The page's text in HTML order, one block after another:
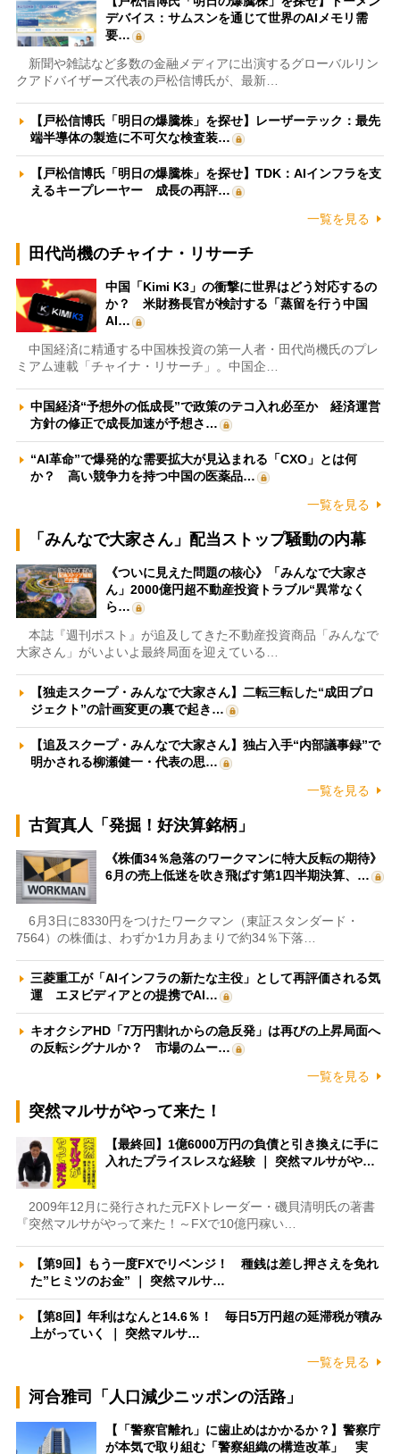
デバイス：サムスンを通じて世界のAIメモリ需
要…
新聞や雑誌など多数の金融メディアに出演するグローバルリン
クアドバイザーズ代表の戸松信博氏が、最新…
【戸松信博氏「明日の爆騰株」を探せ】レーザーテック：最先
端半導体の製造に不可欠な検査装…
【戸松信博氏「明日の爆騰株」を探せ】TDK：AIインフラを支
えるキープレーヤー 成長の再評…
一覧を見る
田代尚機のチャイナ・リサーチ
中国「Kimi K3」の衝撃に世界はどう対応するの
か？ 米財務長官が検討する「蒸留を行う中国
AI…
中国経済に精通する中国株投資の第一人者・田代尚機氏のプレ
ミアム連載「チャイナ・リサーチ」。中国企…
中国経済“予想外の低成長”で政策のテコ入れ必至か 経済運営
方針の修正で成長加速が予想さ…
“AI革命”で爆発的な需要拡大が見込まれる「CXO」とは何
か？ 高い競争力を持つ中国の医薬品…
一覧を見る
「みんなで大家さん」配当ストップ騒動の内幕
《ついに見えた問題の核心》「みんなで大家さ
ん」2000億円超不動産投資トラブル“異常なく
ら…
本誌『週刊ポスト』が追及してきた不動産投資商品「みんなで
大家さん」がいよいよ最終局面を迎えている…
【独走スクープ・みんなで大家さん】二転三転した“成田プロ
ジェクト”の計画変更の裏で起き…
【追及スクープ・みんなで大家さん】独占入手“内部議事録”で
明かされる柳瀬健一・代表の思…
一覧を見る
古賀真人「発掘！好決算銘柄」
《株価34％急落のワークマンに特大反転の期待》
6月の売上低迷を吹き飛ばす第1四半期決算、…
6月3日に8330円をつけたワークマン（東証スタンダード・
7564）の株価は、わずか1カ月あまりで約34％下落…
三菱重工が「AIインフラの新たな主役」として再評価される気
運 エヌビディアとの提携でAI…
キオクシアHD「7万円割れからの急反発」は再びの上昇局面へ
の反転シグナルか？ 市場のムー…
一覧を見る
突然マルサがやって来た！
【最終回】1億6000万円の負債と引き換えに手に
入れたプライスレスな経験 ｜ 突然マルサがや…
2009年12月に発行された元FXトレーダー・磯貝清明氏の著書
『突然マルサがやって来た！～FXで10億円稼い…
【第9回】もう一度FXでリベンジ！ 種銭は差し押さえを免れ
た”ヒミツのお金” ｜ 突然マルサ…
【第8回】年利はなんと14.6％！ 毎日5万円超の延滞税が積み
上がっていく ｜ 突然マルサ…
一覧を見る
河合雅司「人口減少ニッポンの活路」
【「警察官離れ」に歯止めはかかるか？】警察庁
が本気で取り組む「警察組織の構造改革」 実